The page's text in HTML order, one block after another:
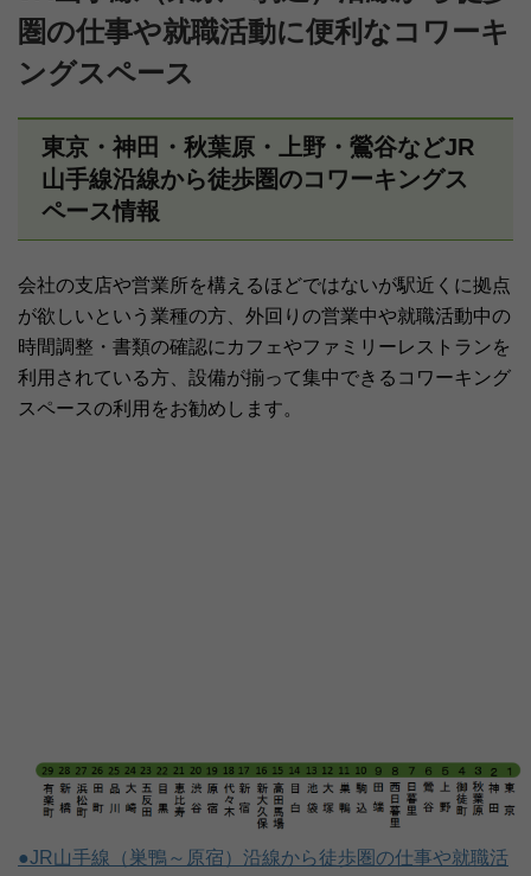
圏の仕事や就職活動に便利なコワーキ
ングスペース
東京・神田・秋葉原・上野・鶯谷などJR
山手線沿線から徒歩圏のコワーキングス
ペース情報
会社の支店や営業所を構えるほどではないが駅近くに拠点
が欲しいという業種の方、外回りの営業中や就職活動中の
時間調整・書類の確認にカフェやファミリーレストランを
利用されている方、設備が揃って集中できるコワーキング
スペースの利用をお勧めします。
●JR山手線（巣鴨～原宿）沿線から徒歩圏の仕事や就職活